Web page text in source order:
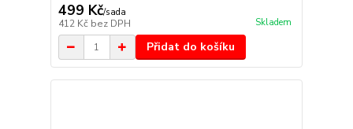
499 Kč/sada
412 Kč bez DPH Skladem
Přidat do košíku